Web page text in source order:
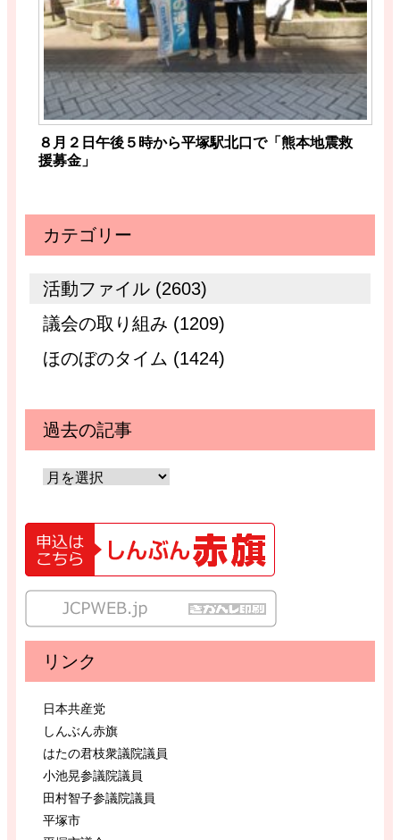
８月２日午後５時から平塚駅北口で「熊本地震救
援募金」
カテゴリー
活動ファイル (2603)
議会の取り組み (1209)
ほのぼのタイム (1424)
過去の記事
リンク
日本共産党
しんぶん赤旗
はたの君枝衆議院議員
小池晃参議院議員
田村智子参議院議員
平塚市